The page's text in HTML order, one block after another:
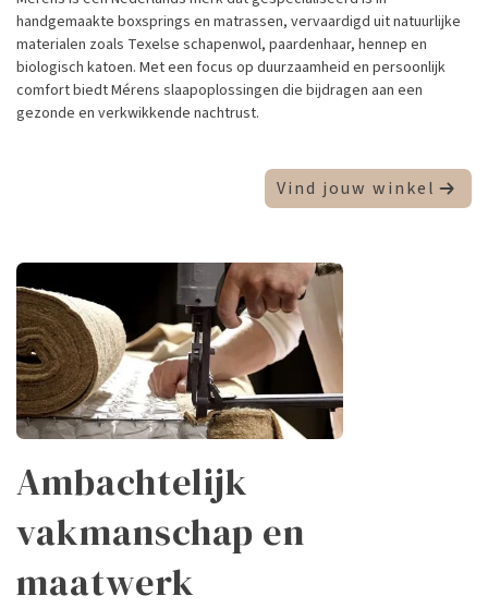
handgemaakte boxsprings en matrassen, vervaardigd uit natuurlijke
materialen zoals Texelse schapenwol, paardenhaar, hennep en
biologisch katoen. Met een focus op duurzaamheid en persoonlijk
comfort biedt Mérens slaapoplossingen die bijdragen aan een
gezonde en verkwikkende nachtrust.
Vind jouw winkel
Ambachtelijk
vakmanschap en
maatwerk